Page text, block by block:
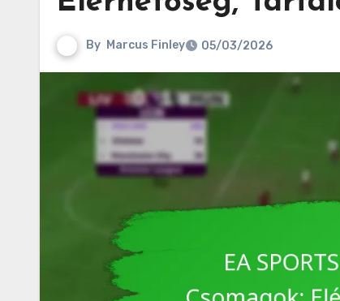
By Marcus Finley 05/03/2026